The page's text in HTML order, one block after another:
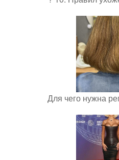
Для чего нужна